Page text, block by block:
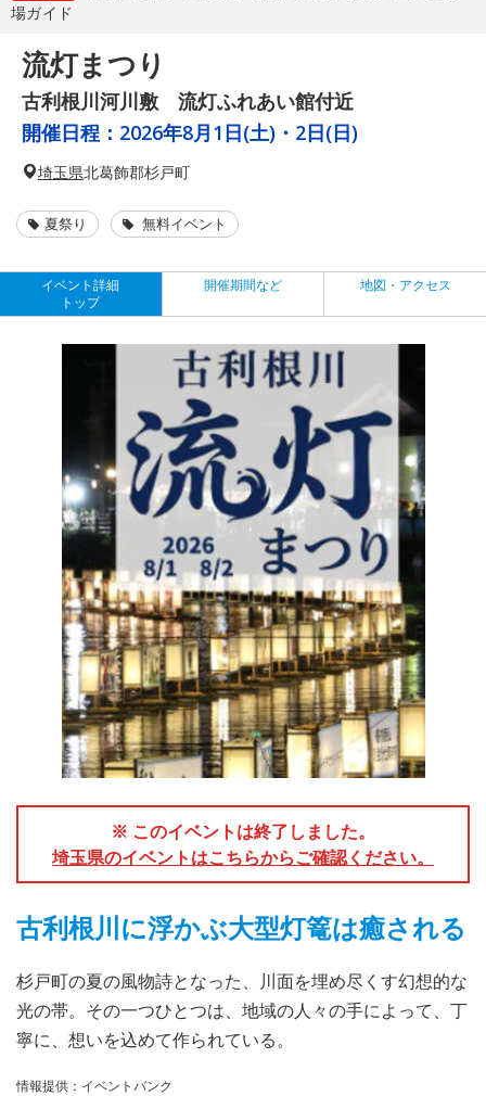
場ガイド
流灯まつり
古利根川河川敷 流灯ふれあい館付近
開催日程： 2026年8月1日(土)・2日(日)
埼玉県北葛飾郡杉戸町
夏祭り 無料イベント
イベント詳細
トップ
開催期間など 地図・アクセス
※ このイベントは終了しました。
埼玉県のイベントはこちらからご確認ください。
古利根川に浮かぶ大型灯篭は癒される
杉戸町の夏の風物詩となった、川面を埋め尽くす幻想的な
光の帯。その一つひとつは、地域の人々の手によって、丁
寧に、想いを込めて作られている。
情報提供：イベントバンク